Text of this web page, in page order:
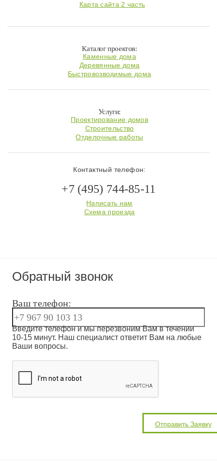
Карта сайта 2 часть
Каталог проектов:
Каменные дома
Деревянные дома
Быстровозводимые дома
Услуги:
Проектирование домов
Строительство
Отделочные работы
Контактный телефон:
+7 (495) 744-85-11
Написать нам
Схема проезда
Обратный звонок
Ваш телефон:
Введите телефон и мы перезвоним Вам в течении
10-15 минут. Наш специалист ответит Вам на любые
Ваши вопросы.